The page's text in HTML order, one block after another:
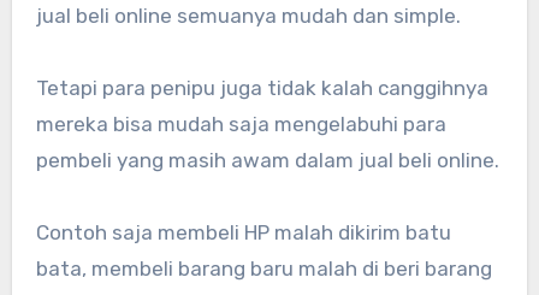
jual beli online semuanya mudah dan simple.
Tetapi para penipu juga tidak kalah canggihnya
mereka bisa mudah saja mengelabuhi para
pembeli yang masih awam dalam jual beli online.
Contoh saja membeli HP malah dikirim batu
bata, membeli barang baru malah di beri barang